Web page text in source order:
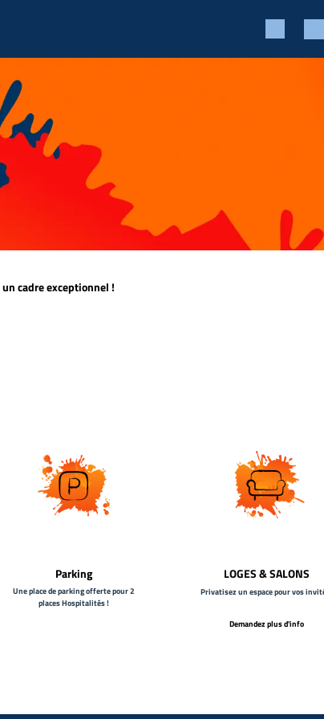
un cadre exceptionnel !
Parking
Une place de parking offerte pour 2
places Hospitalités !
LOGES & SALONS
Privatisez un espace pour vos
Demandez plus d'info